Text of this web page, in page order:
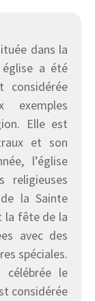
dans la
a été
considérée
exemples
Elle est
et son
l’église
religieuses
la Sainte
la fête de la
avec des
spéciales.
le
considérée